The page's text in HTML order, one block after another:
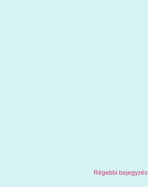
Régebbi bejegyzés